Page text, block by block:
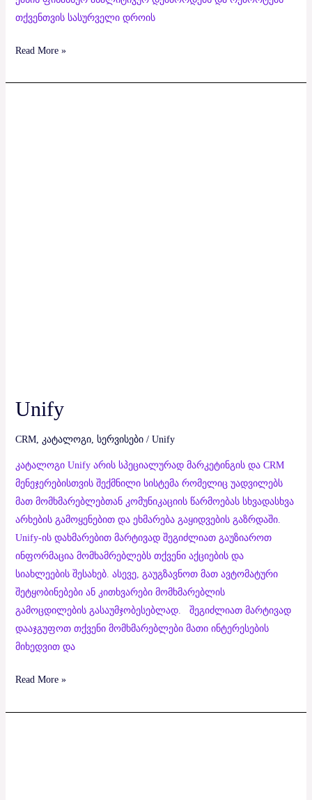
თქვენთვის სასურველი დროის
Read More »
Unify
CRM, კატალოგი, სერვისები/ Unify
კატალოგი Unify არის სპეციალურად მარკეტინგის და CRM
მენეჯერებისთვის შექმნილი სისტემა რომელიც უადვილებს
მათ მომხმარებლებთან კომუნიკაციის წარმოებას სხვადასხვა
არხების გამოყენებით და ეხმარება გაყიდვების გაზრდაში.
Unify-ის დახმარებით მარტივად შეგიძლიათ გაუზიაროთ
ინფორმაცია მომხამრებლებს თქვენი აქციების და
სიახლეების შესახებ. ასევე, გაუგზავნოთ მათ ავტომატური
შეტყობინებები ან კითხვარები მომხმარებლის
გამოცდილების გასაუმჯობესებლად. შეგიძლიათ მარტივად
დააჯგუფოთ თქვენი მომხმარებლები მათი ინტერესების
მიხედვით და
Read More »